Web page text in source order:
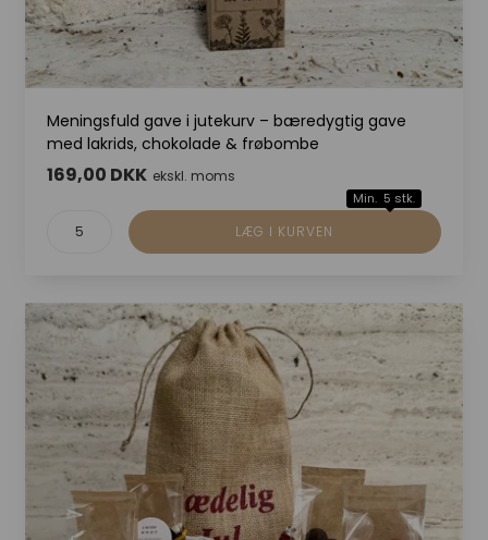
Meningsfuld gave i jutekurv – bæredygtig gave
med lakrids, chokolade & frøbombe
169,00 DKK ekskl. moms
Min. 5 stk.